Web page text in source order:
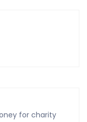
for charity